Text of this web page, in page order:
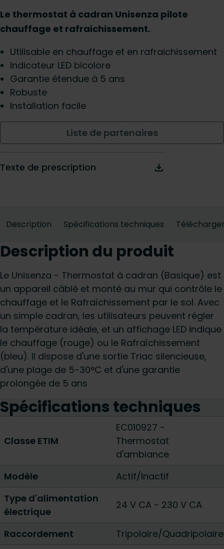
Le thermostat à cadran Unisenza pilote
chauffage et rafraichissement.
Utilisable en chauffage et en rafraichissement
Indicateur LED bicolore
Garantie étendue à 5 ans
Robuste
Installation facile
Liste de partenaires
Texte de prescription
Description Spécifications techniques
Description du produit
Le Unisenza - Thermostat à cadran (Basique) est
un appareil câblé et monté au mur qui contrôle le
chauffage et le Rafraîchissement par le sol. Avec
un simple cadran, les utilisateurs peuvent régler
la température idéale, et un affichage LED indique
le chauffage (rouge) ou le Rafraîchissement
(bleu). Il dispose d'une sortie Triac silencieuse,
d'une plage de 5-30°C et d'une garantie
prolongée de 5 ans
Spécifications techniques
Classe ETIM
EC010927 -
Thermostat
d'ambiance
Modèle
Actif/Inactif
Type d'alimentation
électrique
24 V CA - 230 V CA
Raccordement
Tripolaire/Quadripolaire